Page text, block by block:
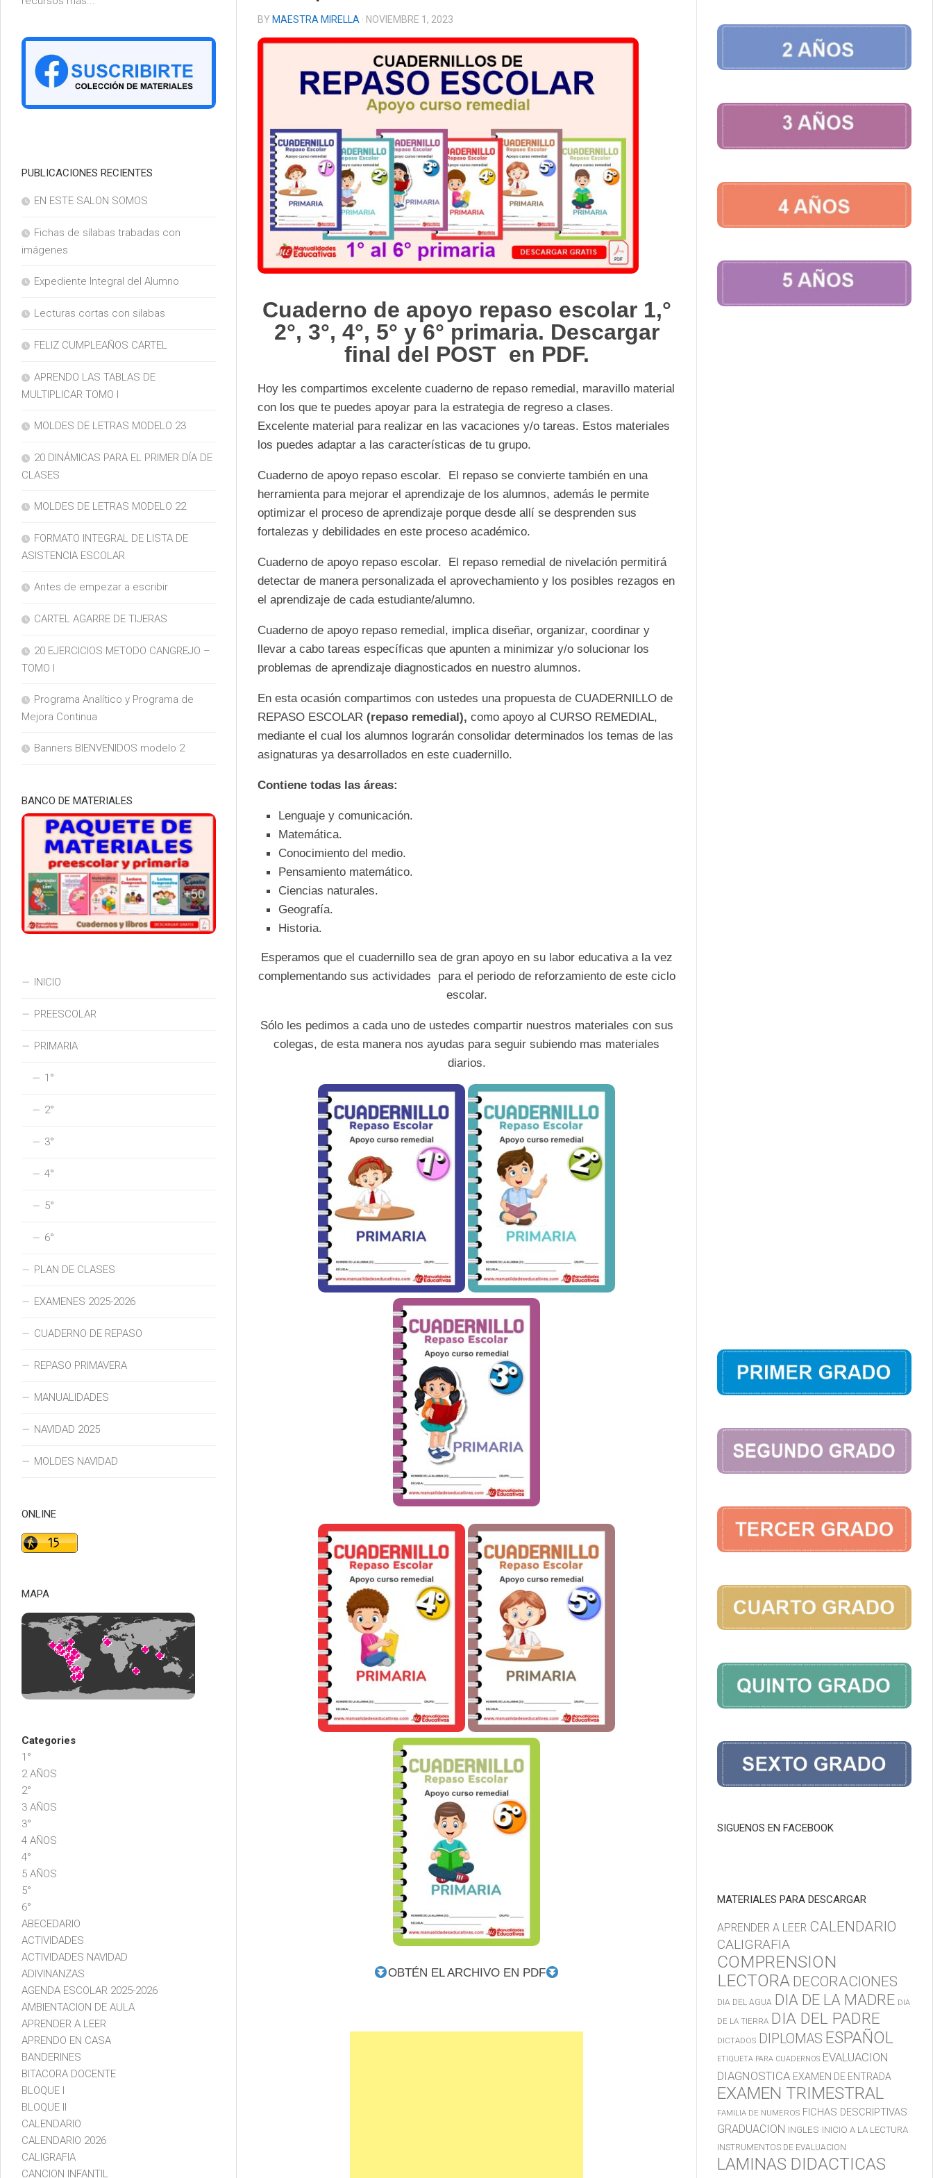
BY MAESTRA MIRELLA · NOVIEMBRE 1, 2023
Cuaderno de apoyo repaso escolar 1,°
2°, 3°, 4°, 5° y 6° primaria. Descargar
final del POST en PDF.
Hoy les compartimos excelente cuaderno de repaso remedial, maravillo material
con los que te puedes apoyar para la estrategia de regreso a clases.
Excelente material para realizar en las vacaciones y/o tareas. Estos materiales
los puedes adaptar a las características de tu grupo.
Cuaderno de apoyo repaso escolar. El repaso se convierte también en una
herramienta para mejorar el aprendizaje de los alumnos, además le permite
optimizar el proceso de aprendizaje porque desde allí se desprenden sus
fortalezas y debilidades en este proceso académico.
Cuaderno de apoyo repaso escolar. El repaso remedial de nivelación permitirá
detectar de manera personalizada el aprovechamiento y los posibles rezagos en
el aprendizaje de cada estudiante/alumno.
Cuaderno de apoyo repaso remedial, implica diseñar, organizar, coordinar y
llevar a cabo tareas específicas que apunten a minimizar y/o solucionar los
problemas de aprendizaje diagnosticados en nuestro alumnos.
En esta ocasión compartimos con ustedes una propuesta de CUADERNILLO de
REPASO ESCOLAR (repaso remedial), como apoyo al CURSO REMEDIAL,
mediante el cual los alumnos lograrán consolidar determinados los temas de las
asignaturas ya desarrollados en este cuadernillo.
Contiene todas las áreas:
Lenguaje y comunicación.
Matemática.
Conocimiento del medio.
Pensamiento matemático.
Ciencias naturales.
Geografía.
Historia.
Esperamos que el cuadernillo sea de gran apoyo en su labor educativa a la vez
complementando sus actividades para el periodo de reforzamiento de este ciclo
escolar.
Sólo les pedimos a cada uno de ustedes compartir nuestros materiales con sus
colegas, de esta manera nos ayudas para seguir subiendo mas materiales
diarios.
OBTÉN EL ARCHIVO EN PDF
PUBLICACIONES RECIENTES
EN ESTE SALON SOMOS
Fichas de sílabas trabadas con
imágenes
Expediente Integral del Alumno
Lecturas cortas con silabas
FELIZ CUMPLEAÑOS CARTEL
APRENDO LAS TABLAS DE
MULTIPLICAR TOMO I
MOLDES DE LETRAS MODELO 23
20 DINÁMICAS PARA EL PRIMER DÍA DE
CLASES
MOLDES DE LETRAS MODELO 22
FORMATO INTEGRAL DE LISTA DE
ASISTENCIA ESCOLAR
Antes de empezar a escribir
CARTEL AGARRE DE TIJERAS
20 EJERCICIOS METODO CANGREJO –
TOMO I
Programa Analítico y Programa de
Mejora Continua
Banners BIENVENIDOS modelo 2
BANCO DE MATERIALES
INICIO
PREESCOLAR
PRIMARIA
1°
2°
3°
4°
5°
6°
PLAN DE CLASES
EXAMENES 2025-2026
CUADERNO DE REPASO
REPASO PRIMAVERA
MANUALIDADES
NAVIDAD 2025
MOLDES NAVIDAD
ONLINE
MAPA
Categories
1°
2 AÑOS
2°
3 AÑOS
3°
4 AÑOS
4°
5 AÑOS
5°
6°
ABECEDARIO
ACTIVIDADES
ACTIVIDADES NAVIDAD
ADIVINANZAS
AGENDA ESCOLAR 2025-2026
AMBIENTACION DE AULA
APRENDER A LEER
APRENDO EN CASA
BANDERINES
BITACORA DOCENTE
BLOQUE I
BLOQUE II
CALENDARIO
CALENDARIO 2026
CALIGRAFIA
CANCION INFANTIL
SIGUENOS EN FACEBOOK
MATERIALES PARA DESCARGAR
APRENDER A LEER CALENDARIO
CALIGRAFIA
COMPRENSION
LECTORA DECORACIONES
DIA DEL AGUA DIA DE LA MADRE DIA
DE LA TIERRA DIA DEL PADRE
DICTADOS DIPLOMAS ESPAÑOL
ETIQUETA PARA CUADERNOS EVALUACION
DIAGNOSTICA EXAMEN DE ENTRADA
EXAMEN TRIMESTRAL
FAMILIA DE NUMEROS FICHAS DESCRIPTIVAS
GRADUACION INGLES INICIO A LA LECTURA
INSTRUMENTOS DE EVALUACION
LAMINAS DIDACTICAS